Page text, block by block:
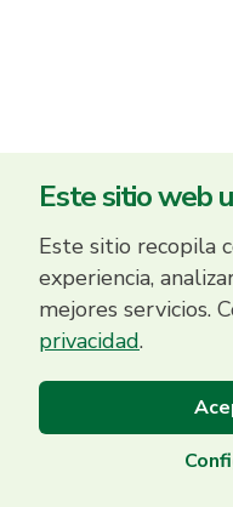
Este sitio web
Este sitio recopila
experiencia,
mejores servicios.
privacidad.